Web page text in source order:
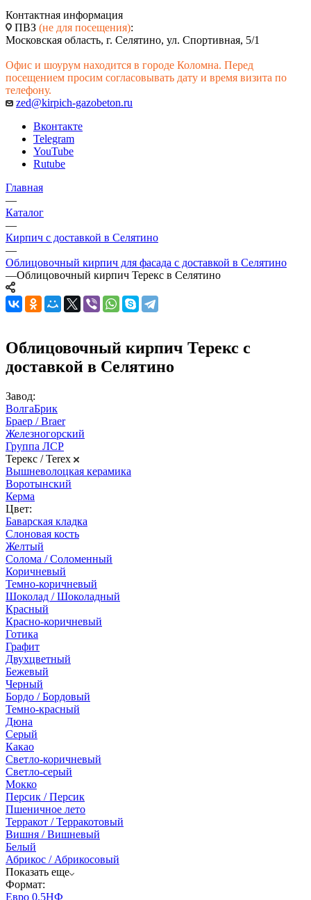
Контактная информация
ПВЗ (не для посещения):
Московская область, г. Селятино, ул. Спортивная, 5/1
Офис и шоурум находится в городе Коломна. Перед
посещением просим согласовывать дату и время визита по
телефону.
zed@kirpich-gazobeton.ru
Вконтакте
Telegram
YouTube
Rutube
Главная
—
Каталог
—
Кирпич с доставкой в Селятино
—
Облицовочный кирпич для фасада с доставкой в Селятино
—Облицовочный кирпич Терекс в Селятино
Облицовочный кирпич Терекс с
доставкой в Селятино
Завод:
ВолгаБрик
Браер / Braer
Железногорский
Группа ЛСР
Терекс / Terex
Вышневолоцкая керамика
Воротынский
Керма
Цвет:
Баварская кладка
Слоновая кость
Желтый
Солома / Соломенный
Коричневый
Темно-коричневый
Шоколад / Шоколадный
Красный
Красно-коричневый
Готика
Графит
Двухцветный
Бежевый
Черный
Бордо / Бордовый
Темно-красный
Дюна
Серый
Какао
Светло-коричневый
Светло-серый
Мокко
Персик / Персик
Пшеничное лето
Терракот / Терракотовый
Вишня / Вишневый
Белый
Абрикос / Абрикосовый
Показать еще
Формат:
Евро 0,5НФ